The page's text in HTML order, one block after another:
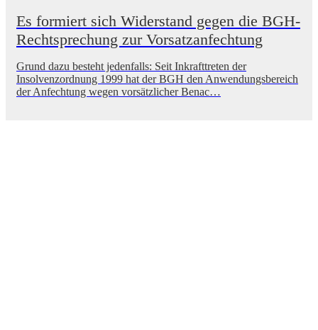
Es formiert sich Widerstand gegen die BGH-
Rechtsprechung zur Vorsatzanfechtung
Grund dazu besteht jedenfalls: Seit Inkrafttreten der
Insolvenzordnung 1999 hat der BGH den Anwendungsbereich
der Anfechtung wegen vorsätzlicher Benac…